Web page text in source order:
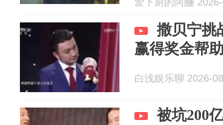
撒贝宁挑
赢得奖金帮
白浅娱乐聊 2026-
被坑200